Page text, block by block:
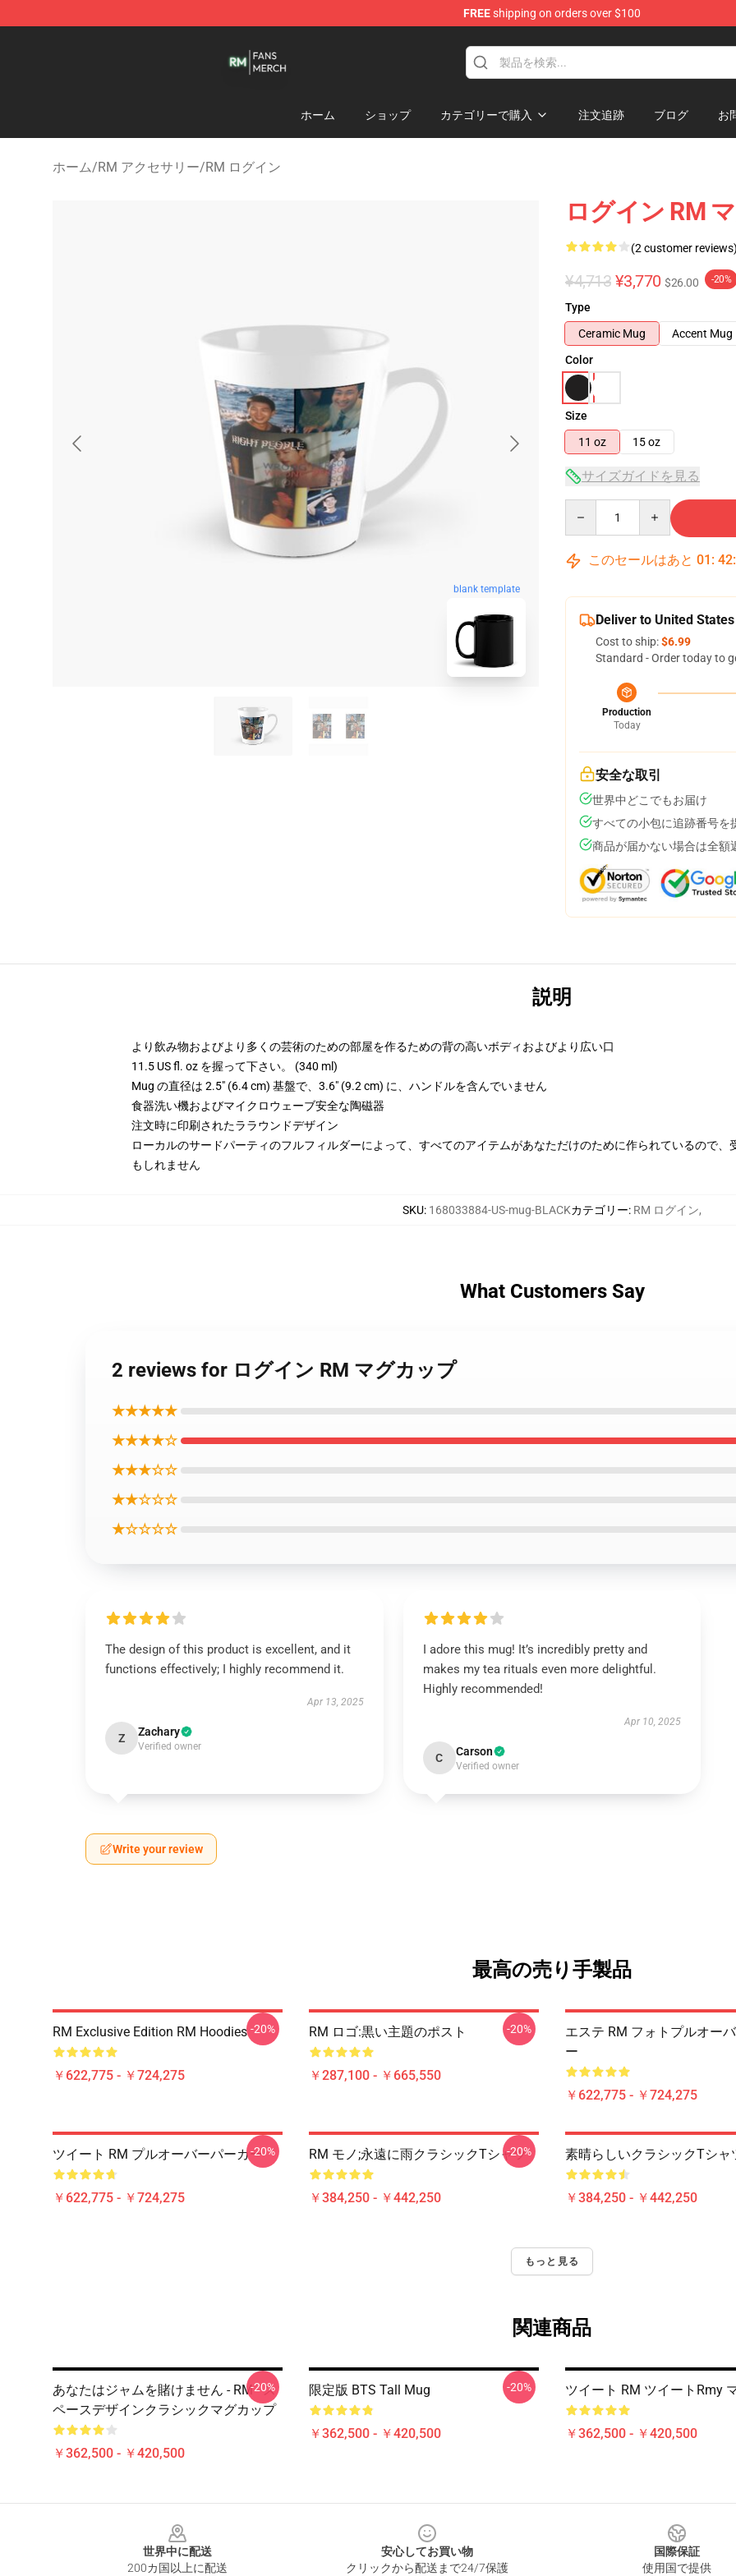
FREEshipping on orders over $100
ホーム ショップ カテゴリーで購入 注文追跡 ブログ お
ホーム/RM アクセサリー/RM ログイン
blank template
ログイン RM
(2 customer reviews)
¥4,713 ¥3,770 $26.00 -20%
Type
Ceramic Mug
Accent Mug
Color
Size
11 oz
15 oz
サイズガイドを見る
このセールはあと 01 : 42:
Deliver to United States
Cost to ship:$6.99
Standard - Order today to
Production
Today
安全な取引
世界中どこでもお届け
すべての小包に追跡番号を
商品が届かない場合は全額
説明
より飲み物およびより多くの芸術のための部屋を作るための背の高いボディおよびより広い口
11.5 US fl. oz を握って下さい。 (340 ml)
Mug の直径は 2.5" (6.4 cm) 基盤で、3.6" (9.2 cm) に、ハンドルを含んでいません
食器洗い機およびマイクロウェーブ安全な陶磁器
注文時に印刷されたララウンドデザイン
ローカルのサードパーティのフルフィルダーによって、すべてのアイテムがあなただけのために作られているので
もしれません
SKU: 168033884-US-mug-BLACKカテゴリー: RM ログイン,
What Customers Say
2 reviews for ログイン RM マグカップ
★★★★★
★★★★☆
★★★☆☆
★★☆☆☆
★☆☆☆☆
The design of this product is excellent, and it
functions effectively; I highly recommend it.
Apr 13, 2025
Z Zachary
Verified owner
I adore this mug! It’s incredibly pretty and
makes my tea rituals even more delightful.
Highly recommended!
Apr 10, 2025
C Carson
Verified owner
Write your review
最高の売り手製品
RM Exclusive Edition RM Hoodies
￥622,775 - ￥724,275
-20% RM ロゴ:黒い主題のポスト
￥287,100 - ￥665,550
-20%
エステ RM フォトプルオー
ー
￥622,775 - ￥724,275
ツイート RM プルオーバーパーカー
￥622,775 - ￥724,275
-20% RM モノ;永遠に雨クラシックTシャツ
￥384,250 - ￥442,250
-20% 素晴らしいクラシックTシャ
￥384,250 - ￥442,250
もっと見る
関連商品
あなたはジャムを賭けません - RM - ス
ペースデザインクラシックマグカップ
￥362,500 - ￥420,500
-20% 限定版 BTS Tall Mug
￥362,500 - ￥420,500
-20% ツイート RM ツイートrmy
￥362,500 - ￥420,500
世界中に配送
200カ国以上に配送
安心してお買い物
クリックから配送まで24/7保護
国際保証
使用国で提供